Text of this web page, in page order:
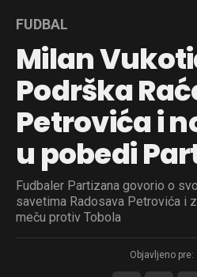
FUDBAL
Milan
Podrška
Petrovića i
u pobedi
Fudbaler Partizana govorio o
savetima Radosava Petrovića i
meču protiv Tobola
Objavljeno pre:
Email